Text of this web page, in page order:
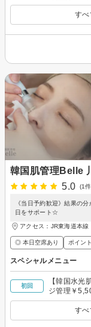
す
韓国肌管理Belle
5.0
(1
《当日予約歓迎》結果の
日をサポート☆
アクセス：JR東海道本
◎ 本日空席あり ポイン
スペシャルメニュー
初回
【韓国水
ジ管理￥
す